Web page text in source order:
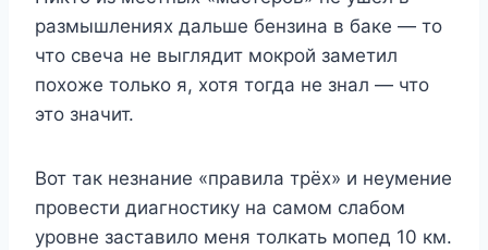
размышлениях дальше бензина в баке — то
что свеча не выглядит мокрой заметил
похоже только я, хотя тогда не знал — что
это значит.
Вот так незнание «правила трёх» и неумение
провести диагностику на самом слабом
уровне заставило меня толкать мопед 10 км.